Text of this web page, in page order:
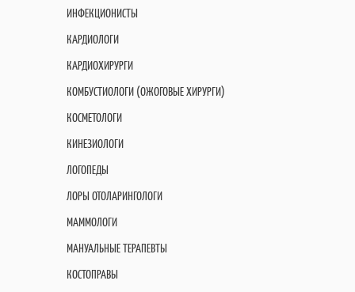
ИНФЕКЦИОНИСТЫ
КАРДИОЛОГИ
КАРДИОХИРУРГИ
КОМБУСТИОЛОГИ (ОЖОГОВЫЕ ХИРУРГИ)
КОСМЕТОЛОГИ
КИНЕЗИОЛОГИ
ЛОГОПЕДЫ
ЛОРЫ ОТОЛАРИНГОЛОГИ
МАММОЛОГИ
МАНУАЛЬНЫЕ ТЕРАПЕВТЫ
КОСТОПРАВЫ